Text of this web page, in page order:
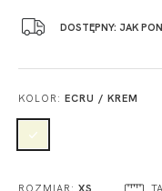
DOSTĘPNY: JAK
KOLOR: ECRU / KREM
ROZMIAR: XS